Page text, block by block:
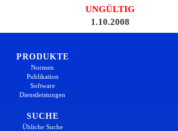
UNGÜLTIG
1.10.2008
PRODUKTE
Normen
Publikation
Software
Dienstleistungen
SUCHE
Übliche Suche